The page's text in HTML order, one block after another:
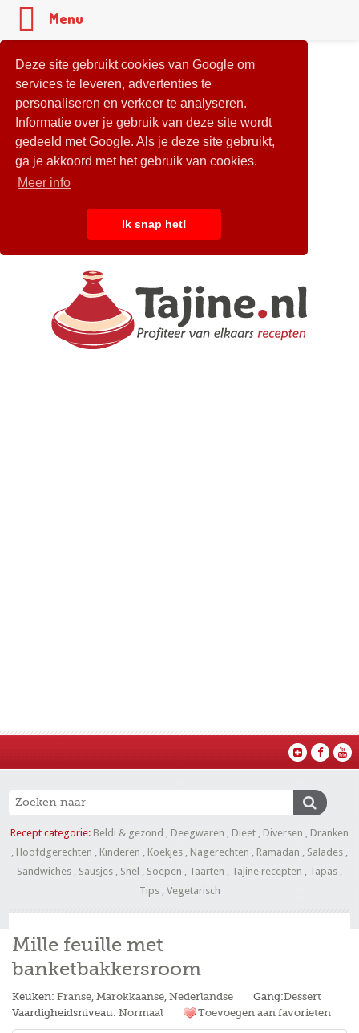
Deze site gebruikt cookies van Google om
services te leveren, advertenties te
personaliseren en verkeer te analyseren.
Informatie over je gebruik van deze site wordt
gedeeld met Google. Als je deze site gebruikt,
ga je akkoord met het gebruik van cookies.
Meer info
Ik snap het!
Recept categorie: Beldi & gezond , Deegwaren , Dieet , Diversen , Dranken
, Hoofdgerechten , Kinderen , Koekjes , Nagerechten , Ramadan , Salades ,
Sandwiches , Sausjes , Snel , Soepen , Taarten , Tajine recepten , Tapas ,
Tips, Vegetarisch
Mille feuille met
banketbakkersroom
Keuken:Franse,Marokkaanse,Nederlandse Gang:Dessert
Vaardigheidsniveau:Normaal Toevoegen aan favorieten
Menu